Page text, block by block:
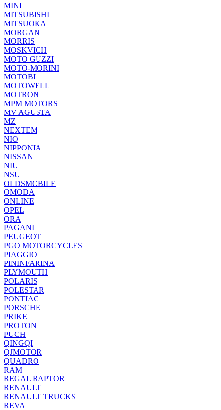
MINI
MITSUBISHI
MITSUOKA
MORGAN
MORRIS
MOSKVICH
MOTO GUZZI
MOTO-MORINI
MOTOBI
MOTOWELL
MOTRON
MPM MOTORS
MV AGUSTA
MZ
NEXTEM
NIO
NIPPONIA
NISSAN
NIU
NSU
OLDSMOBILE
OMODA
ONLINE
OPEL
ORA
PAGANI
PEUGEOT
PGO MOTORCYCLES
PIAGGIO
PININFARINA
PLYMOUTH
POLARIS
POLESTAR
PONTIAC
PORSCHE
PRIKE
PROTON
PUCH
QINGQI
QJMOTOR
QUADRO
RAM
REGAL RAPTOR
RENAULT
RENAULT TRUCKS
REVA